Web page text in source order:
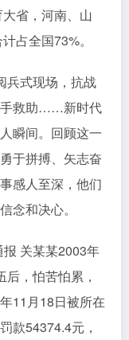
省，河南、山
占全国73%。
兵式现场，抗战
手救助……新时代
瞬间。回顾这一
于拼搏、矢志奋
感人至深，他们
念和决心。
关某某2003年
，怕苦怕累，
11月18日被所在
款54374.4元，